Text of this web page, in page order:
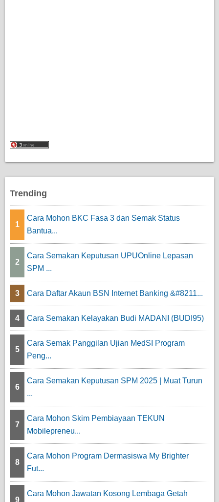
Trending
1
Cara Mohon BKC Fasa 3 dan Semak Status
Bantua...
2
Cara Semakan Keputusan UPUOnline Lepasan
SPM ...
3 Cara Daftar Akaun BSN Internet Banking &#8211...
4 Cara Semakan Kelayakan Budi MADANI (BUDI95)
5
Cara Semak Panggilan Ujian MedSI Program
Peng...
6
Cara Semakan Keputusan SPM 2025 | Muat Turun
...
7
Cara Mohon Skim Pembiayaan TEKUN
Mobilepreneu...
8
Cara Mohon Program Dermasiswa My Brighter
Fut...
9
Cara Mohon Jawatan Kosong Lembaga Getah